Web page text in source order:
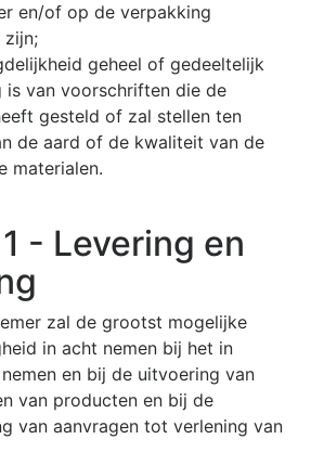
en/of op de verpakking
zijn;
geheel of gedeeltelijk
is van voorschriften die de
gesteld of zal stellen ten
de aard of de kwaliteit van de
materialen.
- Levering en
zal de grootst mogelijke
in acht nemen bij het in
en bij de uitvoering van
van producten en bij de
van aanvragen tot verlening van